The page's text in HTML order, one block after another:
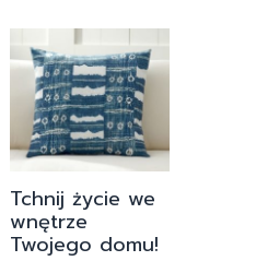
Tchnij życie we
wnętrze
Twojego domu!